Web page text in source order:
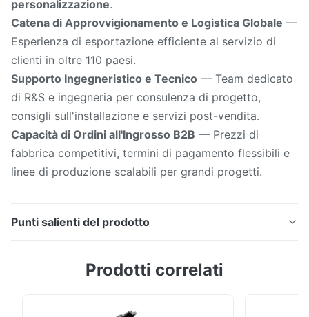
personalizzazione.
Catena di Approvvigionamento e Logistica Globale —
Esperienza di esportazione efficiente al servizio di
clienti in oltre 110 paesi.
Supporto Ingegneristico e Tecnico — Team dedicato
di R&S e ingegneria per consulenza di progetto,
consigli sull'installazione e servizi post-vendita.
Capacità di Ordini all'Ingrosso B2B — Prezzi di
fabbrica competitivi, termini di pagamento flessibili e
linee di produzione scalabili per grandi progetti.
Punti salienti del prodotto
di videowall LED robusta e ad alte prestazioni,
Prodotti correlati